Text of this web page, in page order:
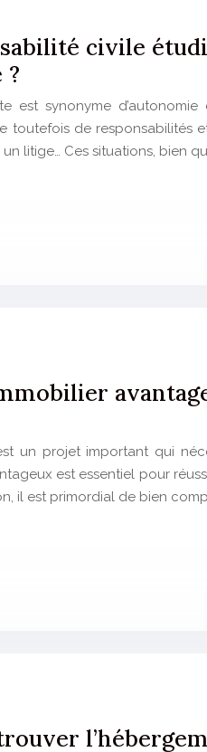
civile
?
est synonyme
toutefois de responsabilités
litige… Ces situations, bien
un projet important qui
est essentiel pour
il est primordial de bien